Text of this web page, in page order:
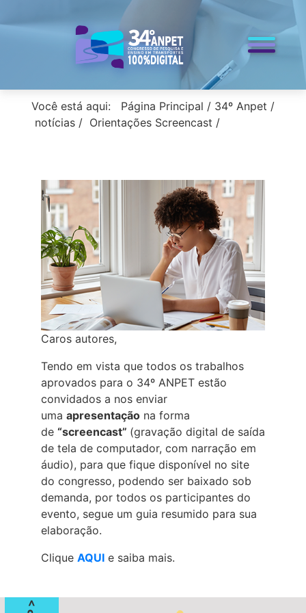
< voltar para a home
Você está aqui: Página Principal / 34º Anpet /
notícias / Orientações Screencast /
Caros autores,
Tendo em vista que todos os trabalhos
aprovados para o 34º ANPET estão
convidados a nos enviar
uma apresentação na forma
de “screencast” (gravação digital de saída
de tela de computador, com narração em
áudio), para que fique disponível no site
do congresso, podendo ser baixado sob
demanda, por todos os participantes do
evento, segue um guia resumido para sua
elaboração.
Clique AQUI e saiba mais.